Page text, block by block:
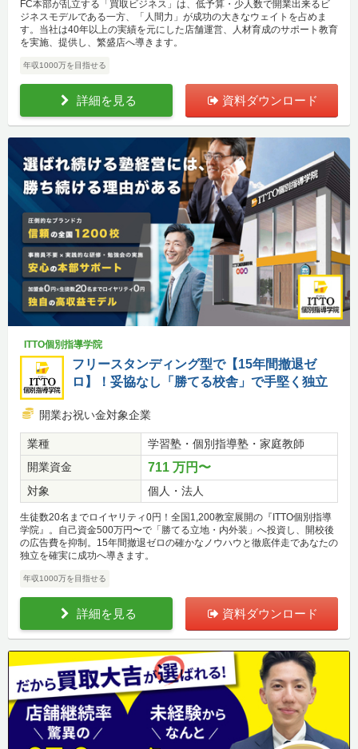
FC本部が乱立する「買取ビジネス」は、低予算・少人数で開業出来るビ
ジネスモデルである一方、「人間力」が成功の大きなウェイトを占めま
す。当社は40年以上の実績を元にした店舗運営、人材育成のサポート教育
を実施、提供し、繁盛店へ導きます。
年収1000万を目指せる
詳細を見る 資料ダウンロード
ITTO個別指導学院
フリースタンディング型で【15年間撤退ゼ
ロ】！妥協なし「勝てる校舎」で手堅く独立
開業お祝い金対象企業
業種
学習塾・個別指導塾・家庭教師
開業資金
711 万円〜
対象 個人・法人
生徒数20名までロイヤリティ0円！全国1,200教室展開の『ITTO個別指導
学院』。自己資金500万円〜で「勝てる立地・内外装」へ投資し、開校後
の広告費を抑制。15年間撤退ゼロの確かなノウハウと徹底伴走であなたの
独立を確実に成功へ導きます。
年収1000万を目指せる
詳細を見る 資料ダウンロード